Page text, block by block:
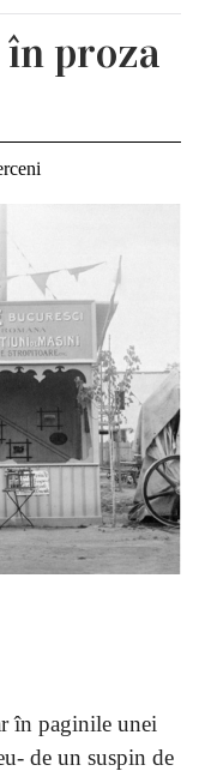
proza
în paginile unei
de un suspin de